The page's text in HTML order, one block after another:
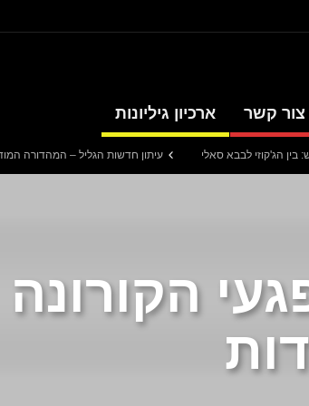
צור קשר ארכיון גיליונות
לבבא סאלי עיתון חדשות הגליל – המהדורה המודפסת | גליון 940
הקורונה